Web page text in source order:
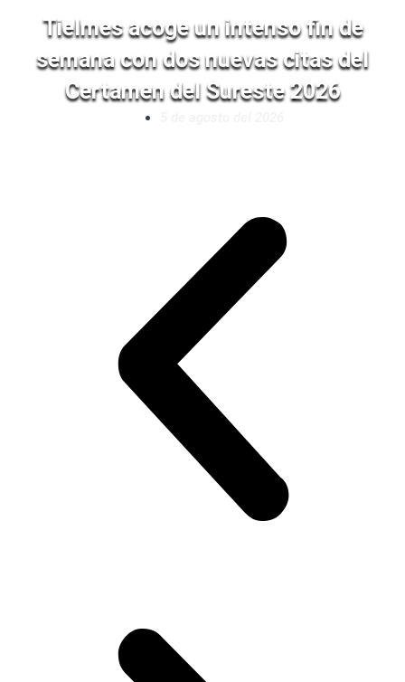
Tielmes acoge un intenso fin de
semana con dos nuevas citas del
Certamen del Sureste 2026